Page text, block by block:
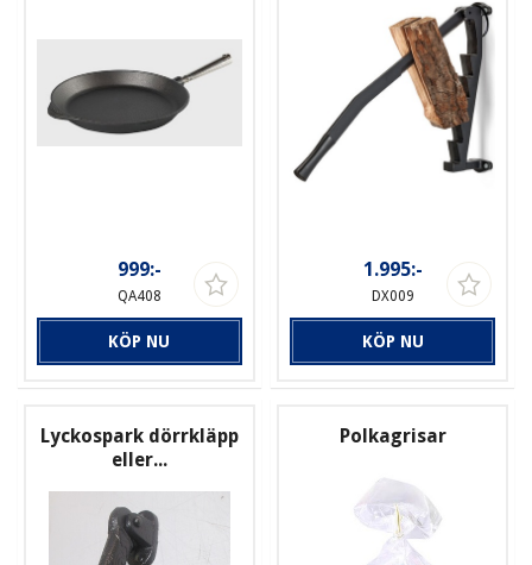
999:-
QA408
KÖP NU
1.995:-
DX009
KÖP NU
Lyckospark dörrkläpp
eller...
Polkagrisar